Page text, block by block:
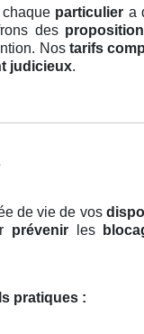
particulier a
des
Nos tarifs
judicieux.
de vie de vos
prévenirles
pratiques :